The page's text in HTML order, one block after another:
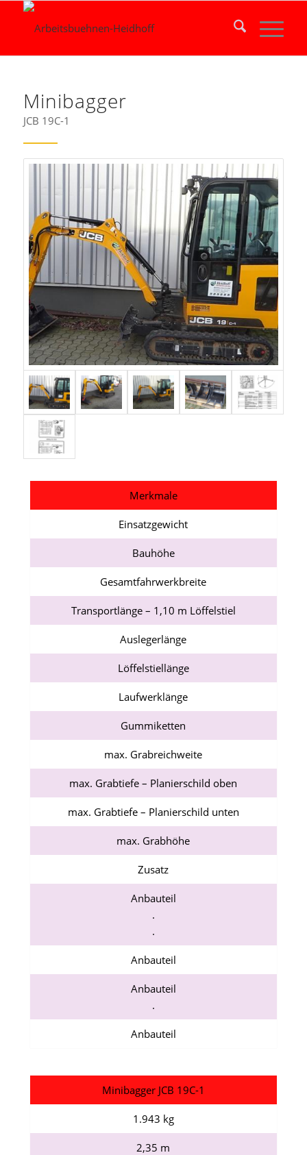
Minibagger
JCB 19C-1
Merkmale
Einsatzgewicht
Bauhöhe
Gesamtfahrwerkbreite
Transportlänge – 1,10 m Löffelstiel
Auslegerlänge
Löffelstiellänge
Laufwerklänge
Gummiketten
max. Grabreichweite
max. Grabtiefe – Planierschild oben
max. Grabtiefe – Planierschild unten
max. Grabhöhe
Zusatz
Anbauteil
.
.
Anbauteil
Anbauteil
.
Anbauteil
Minibagger JCB 19C-1
1.943 kg
2,35 m